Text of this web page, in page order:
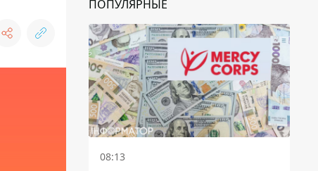
ПОПУЛЯРНЫЕ
08:13